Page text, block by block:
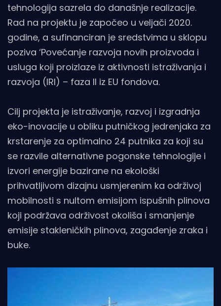
tehnologija sazrela do današnje realizacije.
Rad na projektu je započeo u veljači 2020.
godine, a sufinanciran je sredstvima u sklopu
poziva ‘Povećanje razvoja novih proizvoda i
usluga koji proizlaze iz aktivnosti istraživanja i
razvoja (IRI) – faza II iz EU fondova.
Cilj projekta je istraživanje, razvoj i izgradnja
eko-inovacije u obliku putničkog jedrenjaka za
krstarenje za optimalno 24 putnika za koji su
se razvile alternativne pogonske tehnologije i
izvori energije bazirane na ekološki
prihvatljivom dizajnu usmjerenim ka održivoj
mobilnosti s nultom emisijom ispušnih plinova
koji podržava održivost okoliša i smanjenje
emisije stakleničkih plinova, zagađenje zraka i
buke.